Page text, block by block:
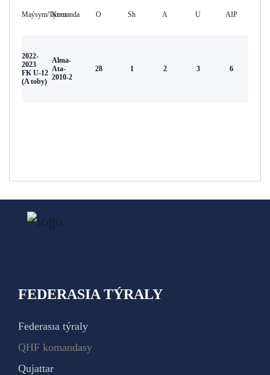
Maýsym/TýrnırKomanda O Sh А U AIP
2022-
2023
FK U-12
(A toby)
Alma-
Аta-
2010-2
28 1 2 3 6
FEDERASIA TÝRALY
Federasıa týraly
QHF komandasy
Qujattar